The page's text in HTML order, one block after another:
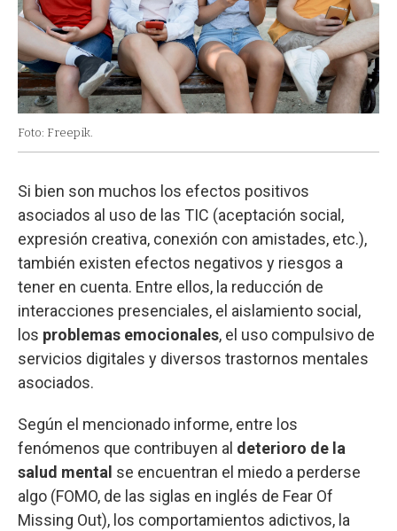
Foto: Freepik.
Si bien son muchos los efectos positivos
asociados al uso de las TIC (aceptación social,
expresión creativa, conexión con amistades, etc.),
también existen efectos negativos y riesgos a
tener en cuenta. Entre ellos, la reducción de
interacciones presenciales, el aislamiento social,
los problemas emocionales, el uso compulsivo de
servicios digitales y diversos trastornos mentales
asociados.
Según el mencionado informe, entre los
fenómenos que contribuyen al deterioro de la
salud mental se encuentran el miedo a perderse
algo (FOMO, de las siglas en inglés de Fear Of
Missing Out), los comportamientos adictivos, la